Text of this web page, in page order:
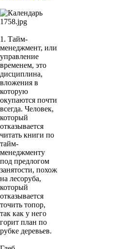
1. Тайм-
менеджмент, или
управление
временем, это
дисциплина,
вложения в
которую
окупаются почти
всегда. Человек,
который
отказывается
читать книги по
тайм-
менеджменту
под предлогом
занятости, похож
на лесоруба,
который
отказывается
точить топор,
так как у него
горит план по
рубке деревьев.